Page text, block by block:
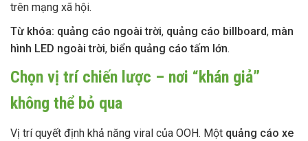
trên mạng xã hội.
Từ khóa: quảng cáo ngoài trời, quảng cáo billboard, màn
hình LED ngoài trời, biển quảng cáo tấm lớn.
Chọn vị trí chiến lược – nơi “khán giả”
không thể bỏ qua
Vị trí quyết định khả năng viral của OOH. Một quảng cáo xe